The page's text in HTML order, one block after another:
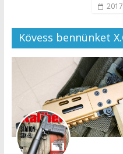
Kövess bennünket